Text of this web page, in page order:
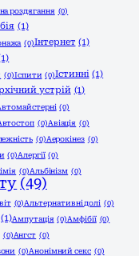
роздягання (0)
(1)
(0)Інтернет (1)
(0)Іспити (0)Істинні (1)
устрій (1)
(0)
(0)Авіація (0)
(0)Аерокінез (0)
(0)Алергії (0)
(0)Альбінізм (0)
(49)
(0)Альтернативні долі (0)
(1)Ампутація (0)Амфібії (0)
(0)Ангст (0)
(0)Анонімний секс (0)